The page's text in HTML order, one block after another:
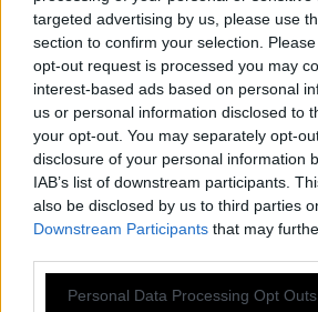
targeted advertising by us, please use
section to confirm your selection.
opt-out request is processed you may
interest-based ads based on personal
us or personal information disclosed to
your opt-out. You may separately opt-
disclosure of your personal information
IAB’s list of downstream participants.
also be disclosed by us to third parties
Downstream Participants that may
Personal Data Processing Opt Outs